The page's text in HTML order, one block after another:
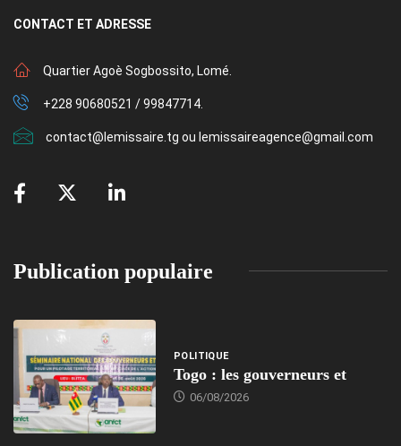
CONTACT ET ADRESSE
Quartier Agoè Sogbossito, Lomé.
+228 90680521 / 99847714.
contact@lemissaire.tg ou lemissaireagence@gmail.com
Publication populaire
POLITIQUE
Togo : les gouverneurs et
06/08/2026